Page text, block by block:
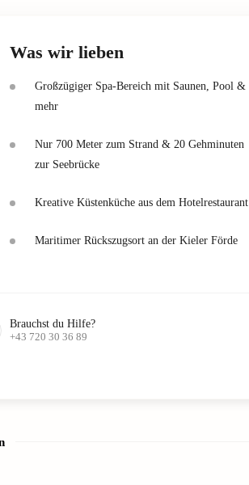
Was wir lieben
Großzügiger Spa-Bereich mit Saunen, Pool &
mehr
Nur 700 Meter zum Strand & 20 Gehminuten
zur Seebrücke
Kreative Küstenküche aus dem Hotelrestaurant
Maritimer Rückszugsort an der Kieler Förde
Brauchst du Hilfe?
+43 720 30 36 89